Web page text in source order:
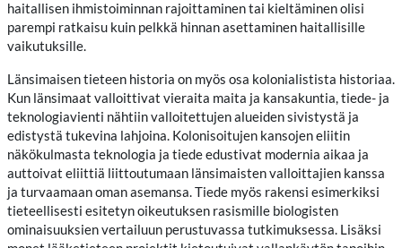
haitallisen ihmistoiminnan rajoittaminen tai kieltäminen olisi
parempi ratkaisu kuin pelkkä hinnan asettaminen haitallisille
vaikutuksille.
Länsimaisen tieteen historia on myös osa kolonialistista historiaa.
Kun länsimaat valloittivat vieraita maita ja kansakuntia, tiede- ja
teknologiavienti nähtiin valloitettujen alueiden sivistystä ja
edistystä tukevina lahjoina. Kolonisoitujen kansojen eliitin
näkökulmasta teknologia ja tiede edustivat modernia aikaa ja
auttoivat eliittiä liittoutumaan länsimaisten valloittajien kanssa
ja turvaamaan oman asemansa. Tiede myös rakensi esimerkiksi
tieteellisesti esitetyn oikeutuksen rasismille biologisten
ominaisuuksien vertailuun perustuvassa tutkimuksessa. Lisäksi